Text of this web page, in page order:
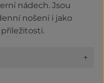
nádech. Jsou
nošení i jako
+